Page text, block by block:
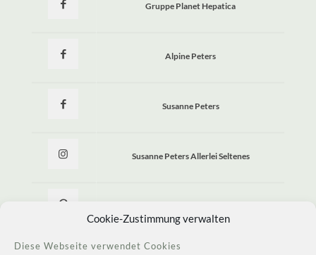
Cookie-Zustimmung verwalten
Diese Webseite verwendet Cookies
Gruppe Planet Hepatica
Alpine Peters
Susanne Peters
Susanne Peters Allerlei Seltenes